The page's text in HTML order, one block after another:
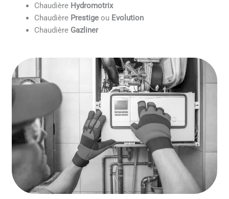
Chaudière Hydromotrix
Chaudière Prestige ou Evolution
Chaudière Gazliner